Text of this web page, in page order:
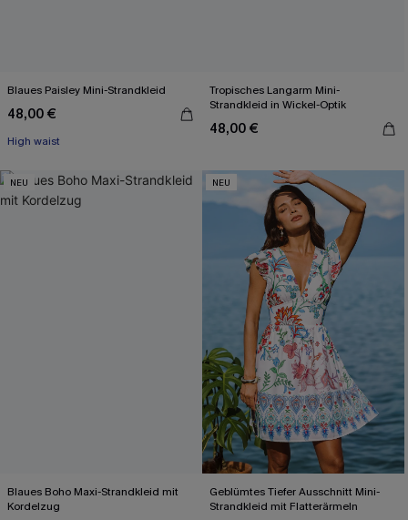
Blaues Paisley Mini-Strandkleid
48,00 €
High waist
Tropisches Langarm Mini-
Strandkleid in Wickel-Optik
48,00 €
NEU
Blaues Boho Maxi-Strandkleid mit
Kordelzug
NEU
Geblümtes Tiefer Ausschnitt Mini-
Strandkleid mit Flatterärmeln